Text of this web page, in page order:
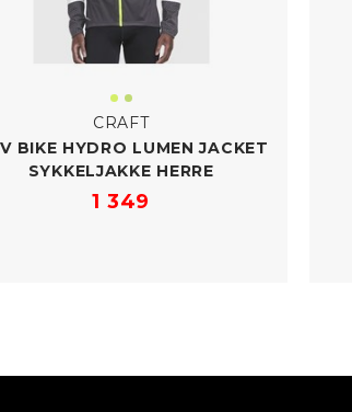
CRAFT
BIKE HYDRO LUMEN JACKET
SYKKELJAKKE HERRE
1 349